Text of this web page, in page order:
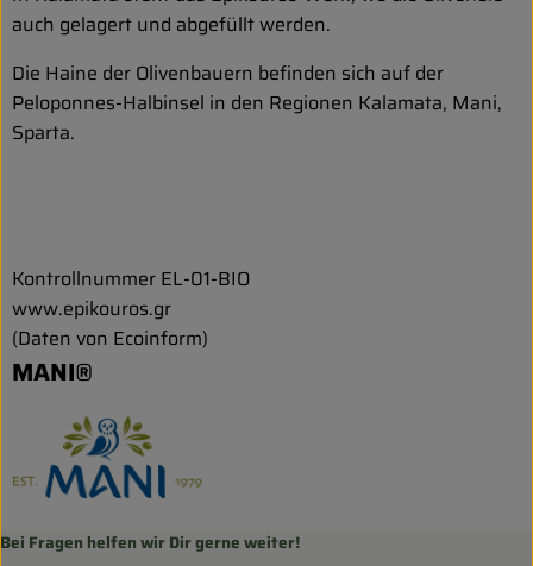
auch gelagert und abgefüllt werden.
Die Haine der Olivenbauern befinden sich auf der
Peloponnes-Halbinsel in den Regionen Kalamata, Mani,
Sparta.
Kontrollnummer EL-01-BIO
www.epikouros.gr
(Daten von Ecoinform)
MANI®
Bei Fragen helfen wir Dir gerne weiter!